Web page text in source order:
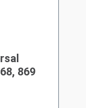
869